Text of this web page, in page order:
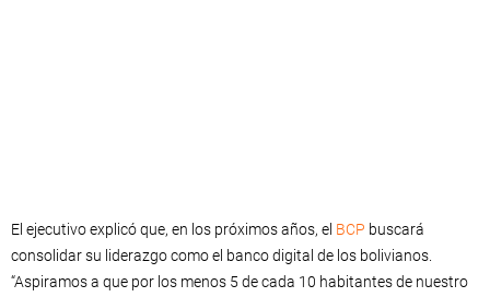
El ejecutivo explicó que, en los próximos años, el BCP buscará
consolidar su liderazgo como el banco digital de los bolivianos.
“Aspiramos a que por los menos 5 de cada 10 habitantes de nuestro